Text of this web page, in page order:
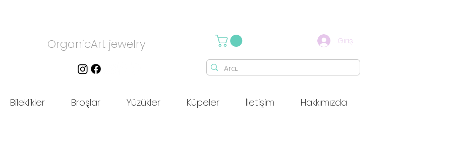
OrganicArt jewelry Giriş
Bileklikler Broşlar Yüzükler Küpeler İletişim Hakkımızda